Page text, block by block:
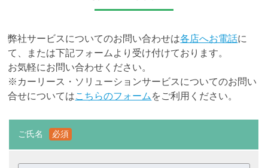
弊社サービスについてのお問い合わせは各店へお電話に
て、または下記フォームより受け付けております。
お気軽にお問い合わせください。
※カーリース・ソリューションサービスについてのお問い
合せについてはこちらのフォーム をご利用ください。
ご氏名 必須